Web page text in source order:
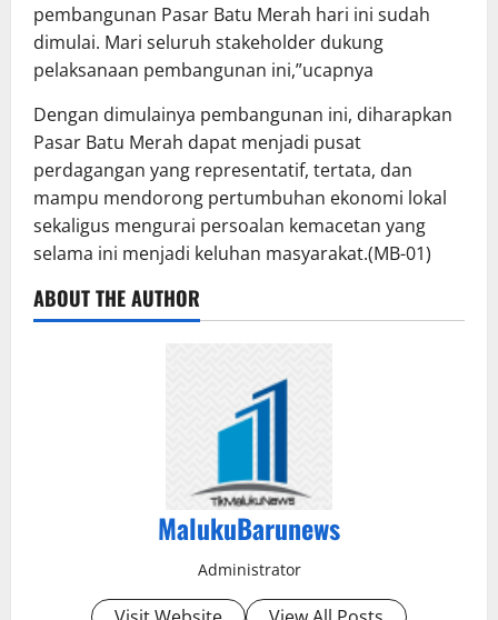
pembangunan Pasar Batu Merah hari ini sudah
dimulai. Mari seluruh stakeholder dukung
pelaksanaan pembangunan ini,”ucapnya
Dengan dimulainya pembangunan ini, diharapkan
Pasar Batu Merah dapat menjadi pusat
perdagangan yang representatif, tertata, dan
mampu mendorong pertumbuhan ekonomi lokal
sekaligus mengurai persoalan kemacetan yang
selama ini menjadi keluhan masyarakat.(MB-01)
ABOUT THE AUTHOR
MalukuBarunews
Administrator